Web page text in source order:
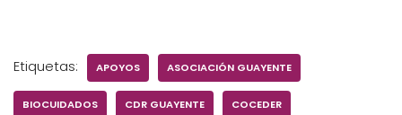
Etiquetas: APOYOS ASOCIACIÓN GUAYENTE
BIOCUIDADOS CDR GUAYENTE COCEDER